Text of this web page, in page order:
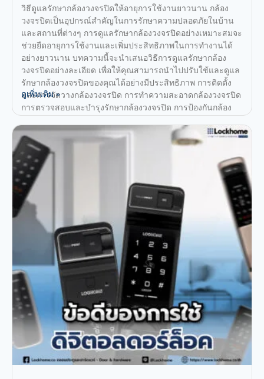
วิธีดูแลรักษากล้องวงจรปิดให้อายุการใช้งานยาวนาน กล้อง
วงจรปิดเป็นอุปกรณ์สำคัญในการรักษาความปลอดภัยในบ้าน
และสถานที่ต่างๆ การดูแลรักษากล้องวงจรปิดอย่างเหมาะสมจะ
ช่วยยืดอายุการใช้งานและเพิ่มประสิทธิภาพในการทำงานได้
อย่างยาวนาน บทความนี้จะนำเสนอวิธีการดูแลรักษากล้อง
วงจรปิดอย่างละเอียด เพื่อให้คุณสามารถนำไปปรับใช้และดูแล
รักษากล้องวงจรปิดของคุณได้อย่างมีประสิทธิภาพ การติดตั้ง
และการจัดวางกล้องวงจรปิด การทำความสะอาดกล้องวงจรปิด
การตรวจสอบและบำรุงรักษากล้องวงจรปิด การป้องกันกล้อง
ดูเพิ่มเติม »